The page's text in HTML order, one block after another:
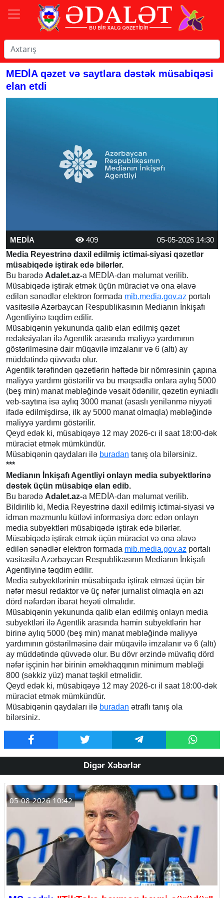
MEDİA qəzet və saytlara dəstək müsabiqəsi
elan etdi
MEDİA 409
05-05-2026 14:30
Media Reyestrinə daxil edilmiş ictimai-siyasi qəzetlər
müsabiqədə iştirak edə bilərlər.
Bu barədə Adalet.az-a MEDİA-dan məlumat verilib.
Müsabiqədə iştirak etmək üçün müraciət və ona əlavə
edilən sənədlər elektron formada mib.media.gov.az portalı
vasitəsilə Azərbaycan Respublikasının Medianın İnkişafı
Agentliyinə təqdim edilir.
Müsabiqənin yekununda qalib elan edilmiş qəzet
redaksiyaları ilə Agentlik arasında maliyyə yardımının
göstərilməsinə dair müqavilə imzalanır və 6 (altı) ay
müddətində qüvvədə olur.
Agentlik tərəfindən qəzetlərin həftədə bir nömrəsinin çapına
maliyyə yardımı göstərilir və bu məqsədlə onlara aylıq 5000
(beş min) manat məbləğində vəsait ödənilir, qəzetin eyniadlı
veb-saytına isə aylıq 3000 manat (əsaslı yenilənmə niyyəti
ifadə edilmişdirsə, ilk ay 5000 manat olmaqla) məbləğində
maliyyə yardımı göstərilir.
Qeyd edək ki, müsabiqəyə 12 may 2026-cı il saat 18:00-dək
müraciət etmək mümkündür.
Müsabiqənin qaydaları ilə buradan tanış ola bilərsiniz.
***
Medianın İnkişafı Agentliyi onlayn media subyektlərinə
dəstək üçün müsabiqə elan edib.
Bu barədə Adalet.az-a MEDİA-dan məlumat verilib.
Bildirilib ki, Media Reyestrinə daxil edilmiş ictimai-siyasi və
idman məzmunlu kütləvi informasiya dərc edən onlayn
media subyektləri müsabiqədə iştirak edə bilərlər.
Müsabiqədə iştirak etmək üçün müraciət və ona əlavə
edilən sənədlər elektron formada mib.media.gov.az portalı
vasitəsilə Azərbaycan Respublikasının Medianın İnkişafı
Agentliyinə təqdim edilir.
Media subyektlərinin müsabiqədə iştirak etməsi üçün bir
nəfər məsul redaktor və üç nəfər jurnalist olmaqla ən azı
dörd nəfərdən ibarət heyəti olmalıdır.
Müsabiqənin yekununda qalib elan edilmiş onlayn media
subyektləri ilə Agentlik arasında həmin subyektlərin hər
birinə aylıq 5000 (beş min) manat məbləğində maliyyə
yardımının göstərilməsinə dair müqavilə imzalanır və 6 (altı)
ay müddətində qüvvədə olur. Bu dövr ərzində müvafiq dörd
nəfər işçinin hər birinin əməkhaqqının minimum məbləği
800 (səkkiz yüz) manat təşkil etməlidir.
Qeyd edək ki, müsabiqəyə 12 may 2026-cı il saat 18:00-dək
müraciət etmək mümkündür.
Müsabiqənin qaydaları ilə buradan ətraflı tanış ola
bilərsiniz.
Digər Xəbərlər
05-08-2026 10:42